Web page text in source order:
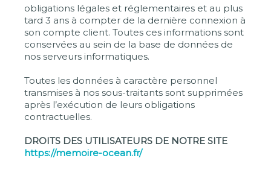
obligations légales et réglementaires et au plus
tard 3 ans à compter de la dernière connexion à
son compte client. Toutes ces informations sont
conservées au sein de la base de données de
nos serveurs informatiques.
Toutes les données à caractère personnel
transmises à nos sous-traitants sont supprimées
après l’exécution de leurs obligations
contractuelles.
DROITS DES UTILISATEURS DE NOTRE SITE
https://memoire-ocean.fr/